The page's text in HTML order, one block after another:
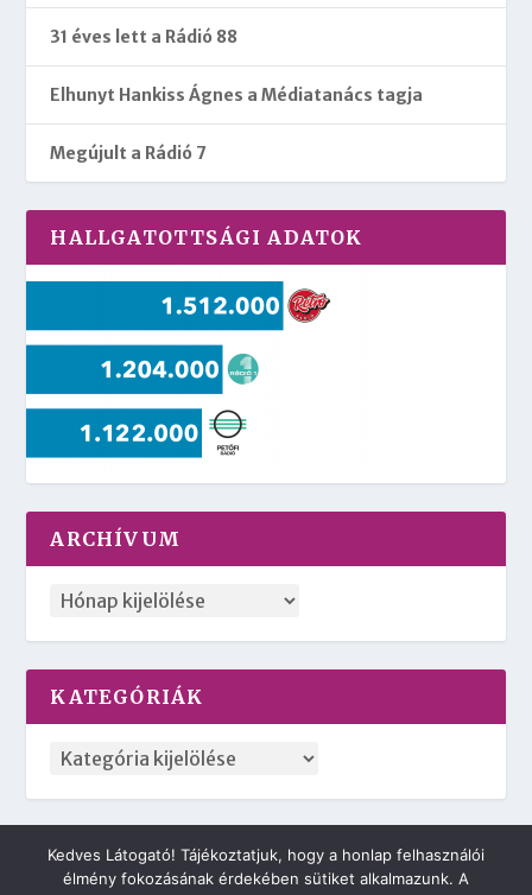
31 éves lett a Rádió 88
Elhunyt Hankiss Ágnes a Médiatanács tagja
Megújult a Rádió 7
HALLGATOTTSÁGI ADATOK
ARCHÍVUM
KATEGÓRIÁK
2018 © Minden jog fenntartva. | 42NET MARVIN CLOUD
Kedves Látogató! Tájékoztatjuk, hogy a honlap felhasználói
élmény fokozásának érdekében sütiket alkalmazunk. A